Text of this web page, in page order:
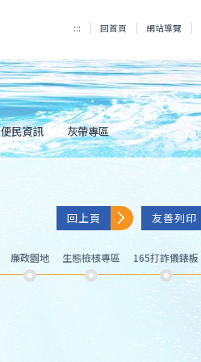
::: 回首頁 網站導覽
便民資訊 灰帶專區
回上頁 友善列印
廉政園地 生態檢核專區 165打詐儀錶板